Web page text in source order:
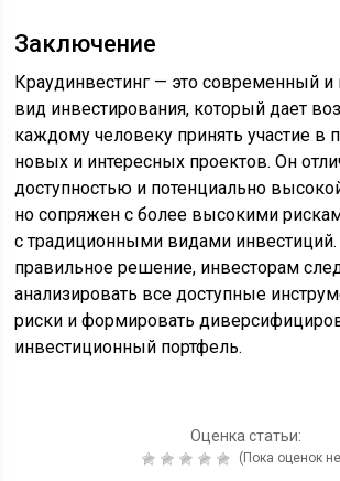
Заключение
Краудинвестинг — это современный
вид инвестирования, который дает
каждому человеку принять участие в
новых и интересных проектов. Он
доступностью и потенциально
но сопряжен с более высокими
с традиционными видами
правильное решение, инвесторам
анализировать все доступные
риски и формировать
инвестиционный портфель.
Оценка статьи:
(Пока оценок